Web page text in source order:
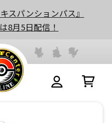
スパンションパス』
8月5日配信！